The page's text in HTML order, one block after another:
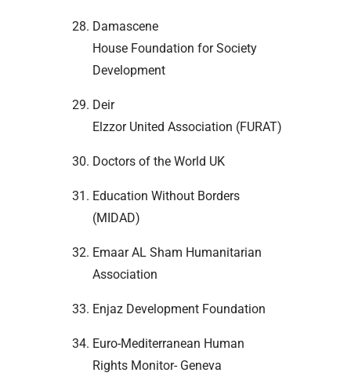
Damascene
House Foundation for Society
Development
Deir
Elzzor United Association (FURAT)
Doctors of the World UK
Education Without Borders
(MIDAD)
Emaar AL Sham Humanitarian
Association
Enjaz Development Foundation
Euro-Mediterranean Human
Rights Monitor- Geneva